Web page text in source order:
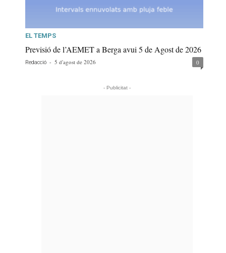
EL TEMPS
Previsió de l’AEMET a Berga avui 5 de Agost de 2026
Redacció - 5 d'agost de 2026 0
- Publicitat -